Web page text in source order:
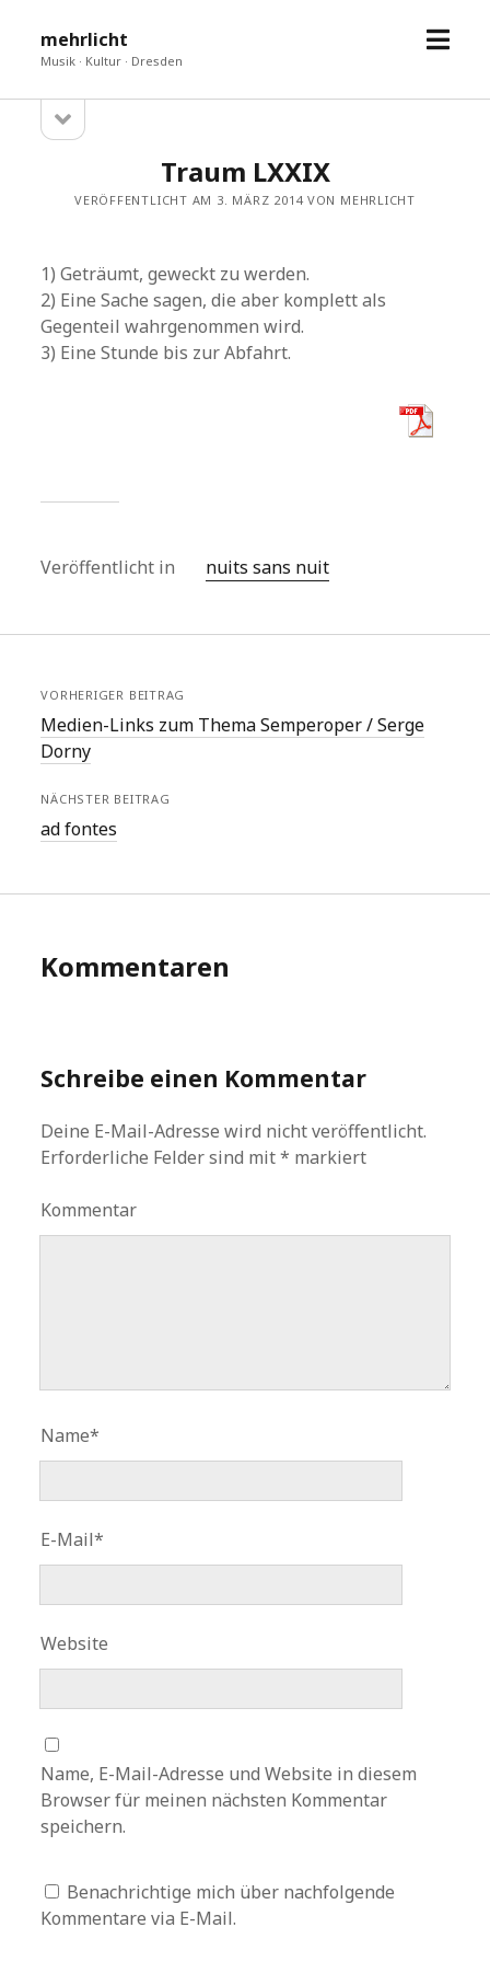
mehrlicht
Musik · Kultur · Dresden
Menü
Sidebar
öffnen
Traum LXXIX
VERÖFFENTLICHT AM 3. MÄRZ 2014 VON MEHRLICHT
1) Geträumt, geweckt zu werden.
2) Eine Sache sagen, die aber komplett als
Gegenteil wahrgenommen wird.
3) Eine Stunde bis zur Abfahrt.
Veröffentlicht in nuits sans nuit
VORHERIGER BEITRAG
Medien-Links zum Thema Semperoper / Serge
Dorny
NÄCHSTER BEITRAG
ad fontes
Kommentaren
Schreibe einen Kommentar
Deine E-Mail-Adresse wird nicht veröffentlicht.
Erforderliche Felder sind mit* markiert
Kommentar
Name*
E-Mail*
Website
Name, E-Mail-Adresse und Website in diesem
Browser für meinen nächsten Kommentar
speichern.
Benachrichtige mich über nachfolgende
Kommentare via E-Mail.